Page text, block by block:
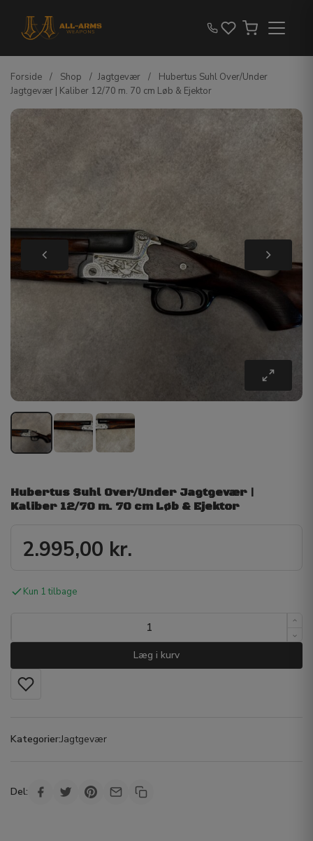
Forside / Shop / Jagtgevær /
Hubertus Suhl Over/Under
Jagtgevær | Kaliber 12/70 m. 70 cm Løb & Ejektor
Hubertus Suhl Over/Under Jagtgevær |
Kaliber 12/70 m. 70 cm Løb & Ejektor
2.995,00 kr.
Kun 1 tilbage
Læg i kurv
Kategorier:Jagtgevær
Del: